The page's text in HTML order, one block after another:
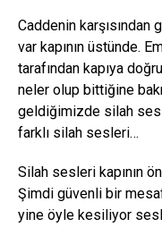
Caddenin karşısından
var kapının üstünde.
tarafından kapıya
neler olup bittiğine
geldiğimizde silah
farklı silah sesleri…
Silah sesleri kapının
Şimdi güvenli bir
yine öyle kesiliyor